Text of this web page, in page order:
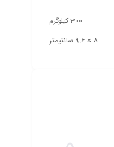
300 کیلوگرم
8 × 9.6 سانتیمتر